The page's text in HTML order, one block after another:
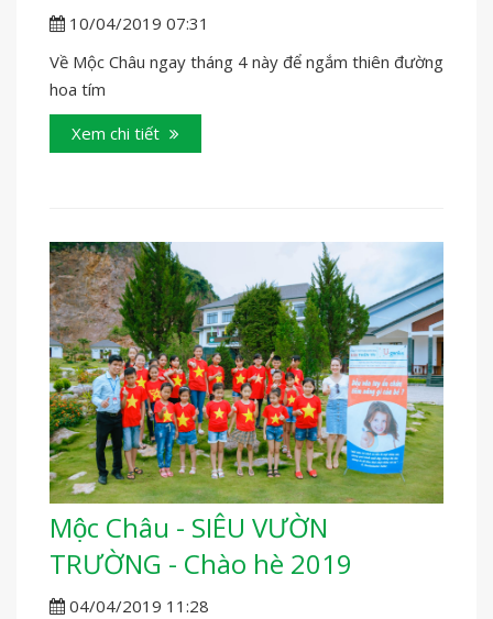
10/04/2019 07:31
Về Mộc Châu ngay tháng 4 này để ngắm thiên đường
hoa tím
Xem chi tiết
Mộc Châu - SIÊU VƯỜN
TRƯỜNG - Chào hè 2019
04/04/2019 11:28